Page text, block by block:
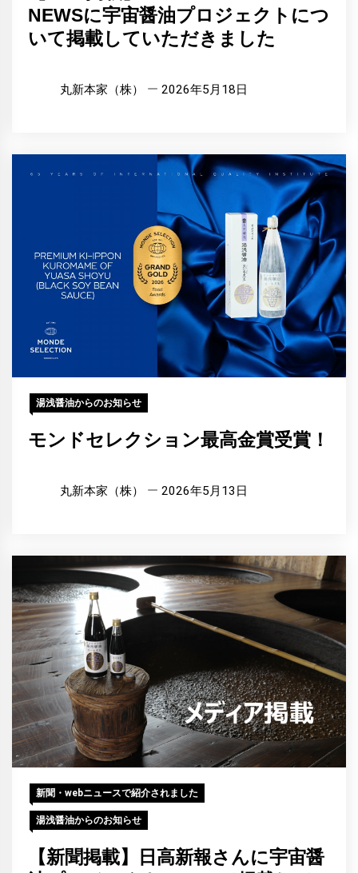
NEWSに宇宙醤油プロジェクトにつ
いて掲載していただきました
丸新本家（株） 2026年5月18日
湯浅醤油からのお知らせ
モンドセレクション最高金賞受賞！
丸新本家（株） 2026年5月13日
新聞・webニュースで紹介されました
湯浅醤油からのお知らせ
【新聞掲載】日高新報さんに宇宙醤